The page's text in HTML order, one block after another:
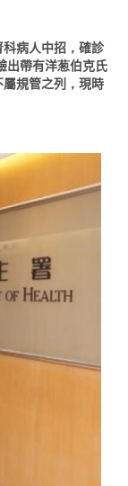
病人中招，確診
出帶有洋葱伯克氏
規管之列，現時